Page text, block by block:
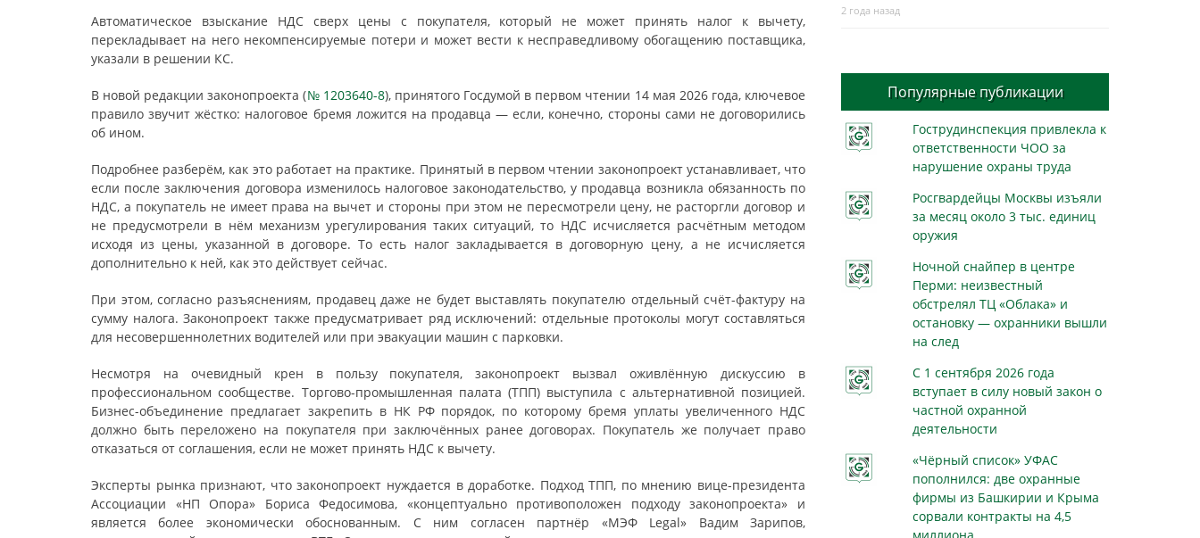
Автоматическое взыскание НДС сверх цены с покупателя, который не может принять налог к вычету,
перекладывает на него некомпенсируемые потери и может вести к несправедливому обогащению поставщика,
указали в решении КС.
В новой редакции законопроекта (№ 1203640-8), принятого Госдумой в первом чтении 14 мая 2026 года, ключевое
правило звучит жёстко: налоговое бремя ложится на продавца — если, конечно, стороны сами не договорились
об ином.
Подробнее разберём, как это работает на практике. Принятый в первом чтении законопроект устанавливает, что
если после заключения договора изменилось налоговое законодательство, у продавца возникла обязанность по
НДС, а покупатель не имеет права на вычет и стороны при этом не пересмотрели цену, не расторгли договор и
не предусмотрели в нём механизм урегулирования таких ситуаций, то НДС исчисляется расчётным методом
исходя из цены, указанной в договоре. То есть налог закладывается в договорную цену, а не исчисляется
дополнительно к ней, как это действует сейчас.
При этом, согласно разъяснениям, продавец даже не будет выставлять покупателю отдельный счёт-фактуру на
сумму налога. Законопроект также предусматривает ряд исключений: отдельные протоколы могут составляться
для несовершеннолетних водителей или при эвакуации машин с парковки.
Несмотря на очевидный крен в пользу покупателя, законопроект вызвал оживлённую дискуссию в
профессиональном сообществе. Торгово-промышленная палата (ТПП) выступила с альтернативной позицией.
Бизнес-объединение предлагает закрепить в НК РФ порядок, по которому бремя уплаты увеличенного НДС
должно быть переложено на покупателя при заключённых ранее договорах. Покупатель же получает право
отказаться от соглашения, если не может принять НДС к вычету.
Эксперты рынка признают, что законопроект нуждается в доработке. Подход ТПП, по мнению вице-президента
Ассоциации «НП Опора» Бориса Федосимова, «концептуально противоположен подходу законопроекта» и
является более экономически обоснованным. С ним согласен партнёр «МЭФ Legal» Вадим Зарипов,
2 года назад
Популярные публикации
Гострудинспекция привлекла к
ответственности ЧОО за
нарушение охраны труда
Росгвардейцы Москвы изъяли
за месяц около 3 тыс. единиц
оружия
Ночной снайпер в центре
Перми: неизвестный
обстрелял ТЦ «Облака» и
остановку — охранники вышли
на след
С 1 сентября 2026 года
вступает в силу новый закон о
частной охранной
деятельности
«Чёрный список» УФАС
пополнился: две охранные
фирмы из Башкирии и Крыма
сорвали контракты на 4,5